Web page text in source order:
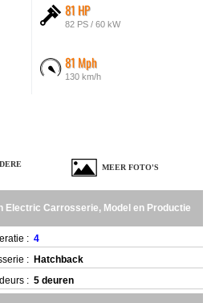
81 HP
82 PS / 60 kW
81 Mph
130 km/h
MEER FOTO'S
Electric Carrosserie, Model en Productie
: 4
: Hatchback
: 5 deuren